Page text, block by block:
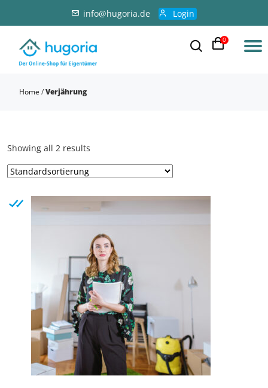
info@hugoria.de Login
0
Home /Verjährung
Showing all 2 results